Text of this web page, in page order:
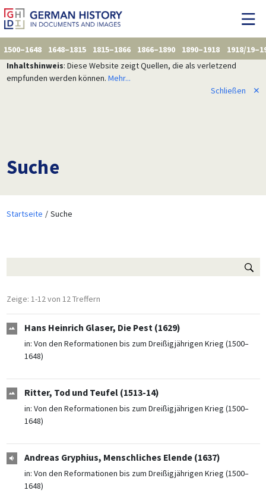
1500–1648 1648–1815 1815–1866 1866–1890 1890–1918
1918/
Inhaltshinweis: Diese Website zeigt Quellen, die als verletzend
empfunden werden können. Mehr...
Schließen
✕
Suche
Startseite Suche
Zeige: 1-12 von 12 Treffern
Hans Heinrich Glaser, Die Pest (1629)
in: Von den Reformationen bis zum Dreißigjährigen Krieg (1500–
1648)
Ritter, Tod und Teufel (1513-14)
in: Von den Reformationen bis zum Dreißigjährigen Krieg (1500–
1648)
Andreas Gryphius, Menschliches Elende (1637)
in: Von den Reformationen bis zum Dreißigjährigen Krieg (1500–
1648)